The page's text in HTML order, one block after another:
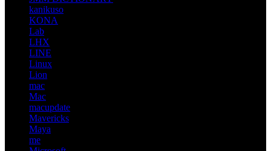
kanikuso
KONA
Lab
LHX
LINE
Linux
Lion
mac
Mac
macupdate
Mavericks
Maya
me